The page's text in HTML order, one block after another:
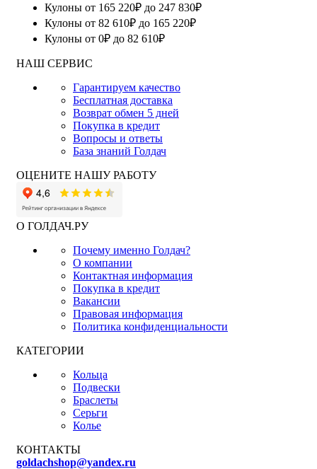
Кулоны от 165 220₽ до 247 830₽
Кулоны от 82 610₽ до 165 220₽
Кулоны от 0₽ до 82 610₽
НАШ СЕРВИС
Гарантируем качество
Бесплатная доставка
Возврат обмен 5 дней
Покупка в кредит
Вопросы и ответы
База знаний Голдач
ОЦЕНИТЕ НАШУ РАБОТУ
О ГОЛДАЧ.РУ
Почему именно Голдач?
О компании
Контактная информация
Покупка в кредит
Вакансии
Правовая информация
Политика конфиденциальности
КАТЕГОРИИ
Кольца
Подвески
Браслеты
Серьги
Колье
КОНТАКТЫ
goldachshop@yandex.ru